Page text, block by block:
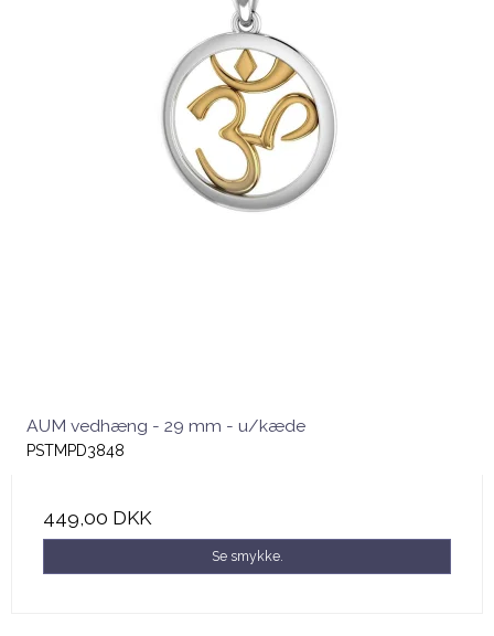
AUM vedhæng - 29 mm - u/kæde
PSTMPD3848
449,00 DKK
Se smykke.